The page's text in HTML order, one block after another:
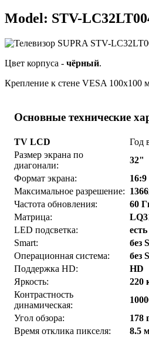
Model: STV-
Цвет корпуса - чёрный.
Крепление к стене VESA 100x100
Основные технические
TV LCD Год
Размер экрана по
диагонали:
32"
Формат экрана:
16:9
Максимальное разрешение:
Частота обновления:
60
Матрица:
LED подсветка:
есть
Smart:
без
Операционная система:
без
Поддержка HD:
HD
Яркость:
220
Контрастность
динамическая:
Угол обзора:
178
Время отклика пикселя:
8.5